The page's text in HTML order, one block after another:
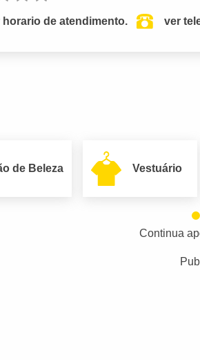
horario de atendimento. ver
de Beleza Vestuário
Continua